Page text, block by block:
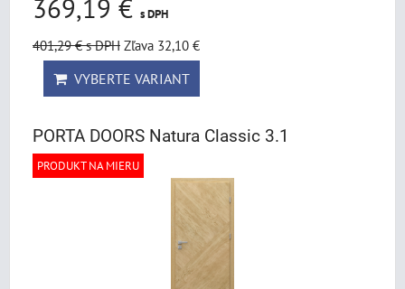
369,19 € s DPH
401,29 €s DPH Zľava 32,10 €
VYBERTE VARIANT
PORTA DOORS Natura Classic 3.1
PRODUKT NA MIERU